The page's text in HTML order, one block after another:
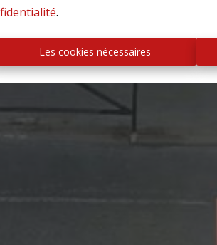
.
Les cookies nécessaires